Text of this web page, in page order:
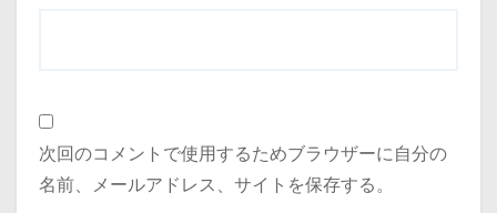
次回のコメントで使用するためブラウザーに自分の
名前、メールアドレス、サイトを保存する。